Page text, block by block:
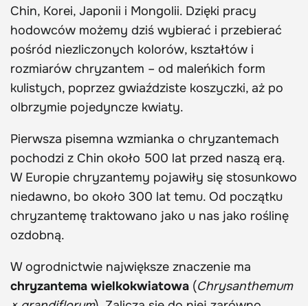
Chin, Korei, Japonii i Mongolii. Dzięki pracy
hodowców możemy dziś wybierać i przebierać
pośród niezliczonych kolorów, kształtów i
rozmiarów chryzantem – od maleńkich form
kulistych, poprzez gwiaździste koszyczki, aż po
olbrzymie pojedyncze kwiaty.
Pierwsza pisemna wzmianka o chryzantemach
pochodzi z Chin około 500 lat przed naszą erą.
W Europie chryzantemy pojawiły się stosunkowo
niedawno, bo około 300 lat temu. Od początku
chryzantemę traktowano jako u nas jako roślinę
ozdobną.
W ogrodnictwie największe znaczenie ma
chryzantema wielkokwiatowa (Chrysanthemum